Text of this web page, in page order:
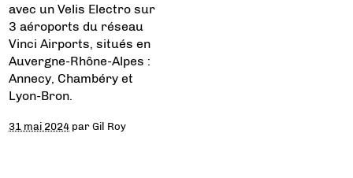
avec un Velis Electro sur
3 aéroports du réseau
Vinci Airports, situés en
Auvergne-Rhône-Alpes :
Annecy, Chambéry et
Lyon-Bron.
31 mai 2024 parGil Roy